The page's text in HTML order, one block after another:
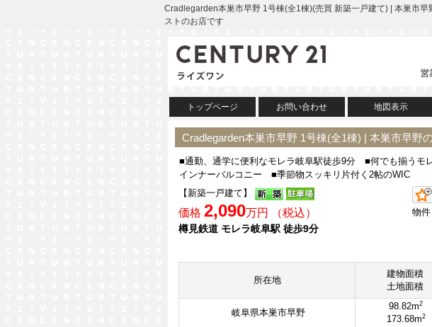
Cradlegarden本巣市早野 1号棟(全1棟)(売買 新築一戸建て) | 本巣市
ストのお店です
トップページ お問い合わせ 地図表示
Cradlegarden本巣市早野 1号棟(全1棟) | 本巣市早野
■通勤、通学に便利なモレラ岐阜駅徒歩9分 ■何でも揃うモ
インナーバルコニー ■季節物スッキリ片付く2帖のWIC
【新築一戸建て】
価格 2,090万円 （税込）
樽見鉄道 モレラ岐阜駅 徒歩9分
物
所在地
建物面積
土地面積
岐阜県本巣市早野
98.82m2
173.68m2